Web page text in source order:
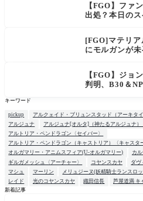
【FGO】ファ
出処？本日の
[FGO]マテリ
にモルガンが
【FGO】ジョ
判明、B30＆
キーワード
pickup
アルクェイド・ブリュンスタッド（アーキタ
アルジュナ
アルジュナ[オルタ]（神たるアルジュナ）
アルトリア・ペンドラゴン〈セイバー〉
アルトリア・ペンドラゴン（キャストリア）〈キャスタ
オルガマリー・アニムスフィア(U-オルガマリー)
カル
ギルガメッシュ〈アーチャー〉
コヤンスカヤ ダヴ
マシュ
マーリン メリュジーヌ(妖精騎士ランスロ
レイド
光のコヤンスカヤ 織田信長
芦屋道満 キ
新着記事